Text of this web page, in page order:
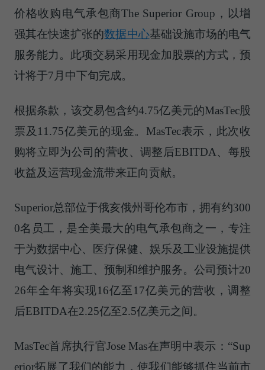
价格收购电气承包商The Superior Group，以增
强其在快速扩张的数据中心基础设施市场的电气
服务能力。此项交易采用现金加股票的方式，预
计将于7月中下旬完成。
根据条款，该交易包含约4.75亿美元的MasTec股
票及11.75亿美元的现金。MasTec表示，此次收
购将立即为公司的营收、调整后EBITDA、每股
收益及运营现金流带来正向贡献。
Superior总部位于俄亥俄州哥伦布市，拥有约300
0名员工，是全美最大的电气承包商之一，专注
于为数据中心、医疗保健、娱乐及工业设施提供
电气设计、施工、预制和维护服务。公司预计20
26年全年将实现16亿至17亿美元的营收，调整
后EBITDA在2.25亿至2.5亿美元之间。
MasTec首席执行官Jose Mas在声明中表示：“Sup
erior拓展了我们的能力，使我们能够抓住当前市